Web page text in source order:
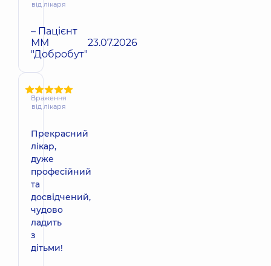
від лікаря
– Пацієнт
ММ
"Добробут"
23.07.2026
Враження
від лікаря
Прекрасний
лікар,
дуже
професійний
та
досвідчений,
чудово
ладить
з
дітьми!